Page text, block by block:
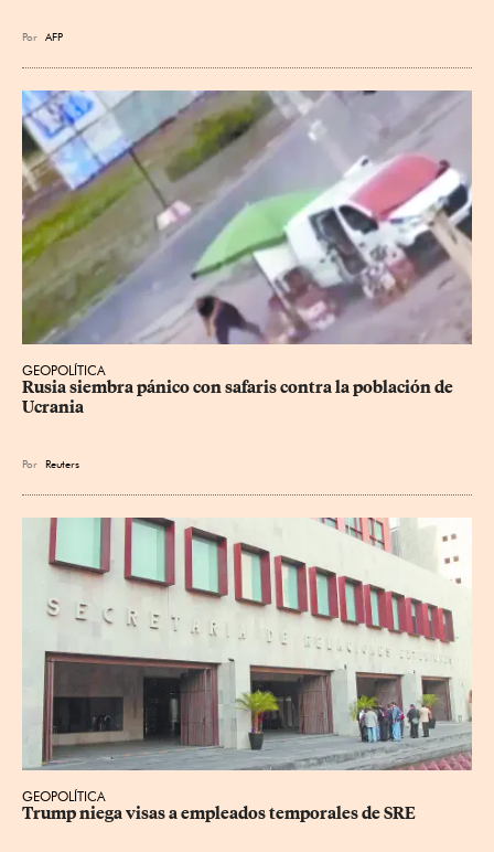
Por AFP
GEOPOLÍTICA
Rusia siembra pánico con safaris contra la población de
Ucrania
Por Reuters
GEOPOLÍTICA
Trump niega visas a empleados temporales de SRE